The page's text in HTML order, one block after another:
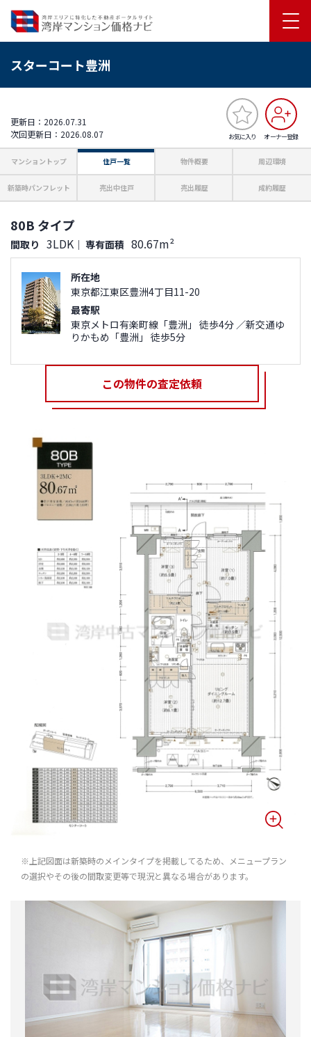
スターコート豊洲
お気に入り オーナー登録
更新日：2026.07.31
次回更新日：2026.08.07
マンショントップ 住戸一覧 物件概要 周辺環境
新築時パンフレット 売出中住戸 売出履歴 成約履歴
80B タイプ
間取り 3LDK ｜ 専有面積 80.67m²
所在地
東京都江東区豊洲4丁目11-20
最寄駅
東京メトロ有楽町線「豊洲」 徒歩4分 ／新交通ゆ
りかもめ「豊洲」 徒歩5分
この物件の査定依頼
※上記図面は新築時のメインタイプを掲載してるため、メニュープラン
の選択やその後の間取変更等で現況と異なる場合があります。